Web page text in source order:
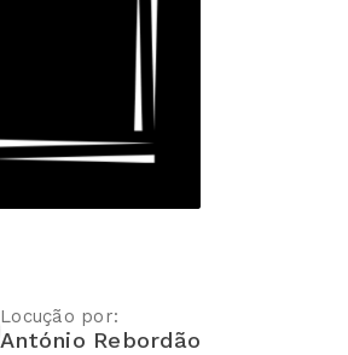
Locução por:
António Rebordão